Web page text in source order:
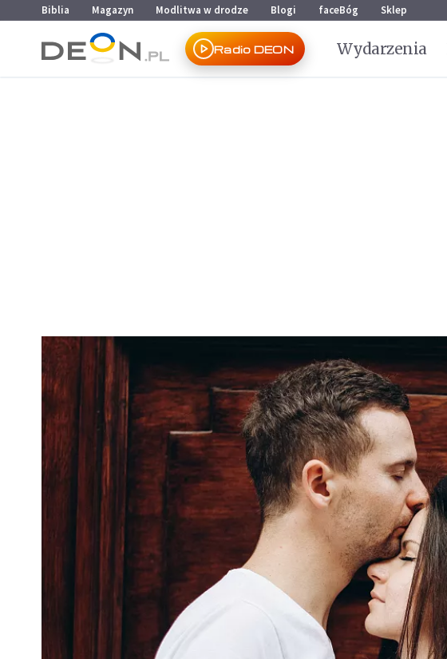
Przejdź do menu głównego
Przejdź do treści
Biblia Magazyn Modlitwa w drodze Blogi faceBóg Sklep
Radio DEON Wydarzenia